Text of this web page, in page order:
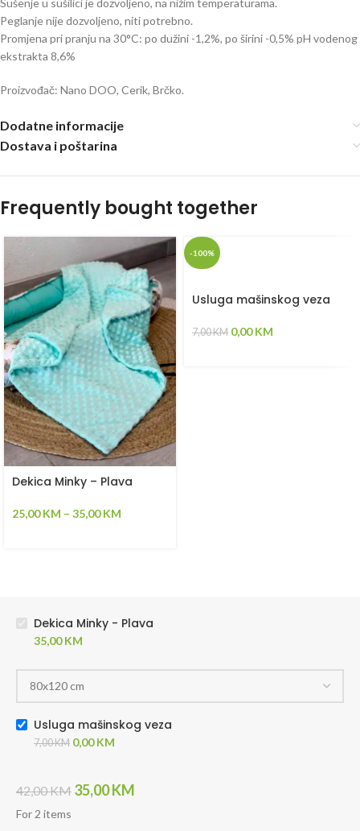
Sušenje u sušilici je dozvoljeno, na nižim temperaturama.
Peglanje nije dozvoljeno, niti potrebno.
Promjena pri pranju na 30°C: po dužini -1,2%, po širini -0,5% pH vodenog
ekstrakta 8,6%
Proizvođač: Nano DOO, Cerik, Brčko.
Dodatne informacije
Dostava i poštarina
Frequently bought together
Dekica Minky – Plava
25,00KM – 35,00KM
-100%
Usluga mašinskog veza
7,00KM 0,00KM
Dekica Minky - Plava
35,00KM
Usluga mašinskog veza
7,00KM 0,00KM
42,00KM 35,00KM
For 2 items